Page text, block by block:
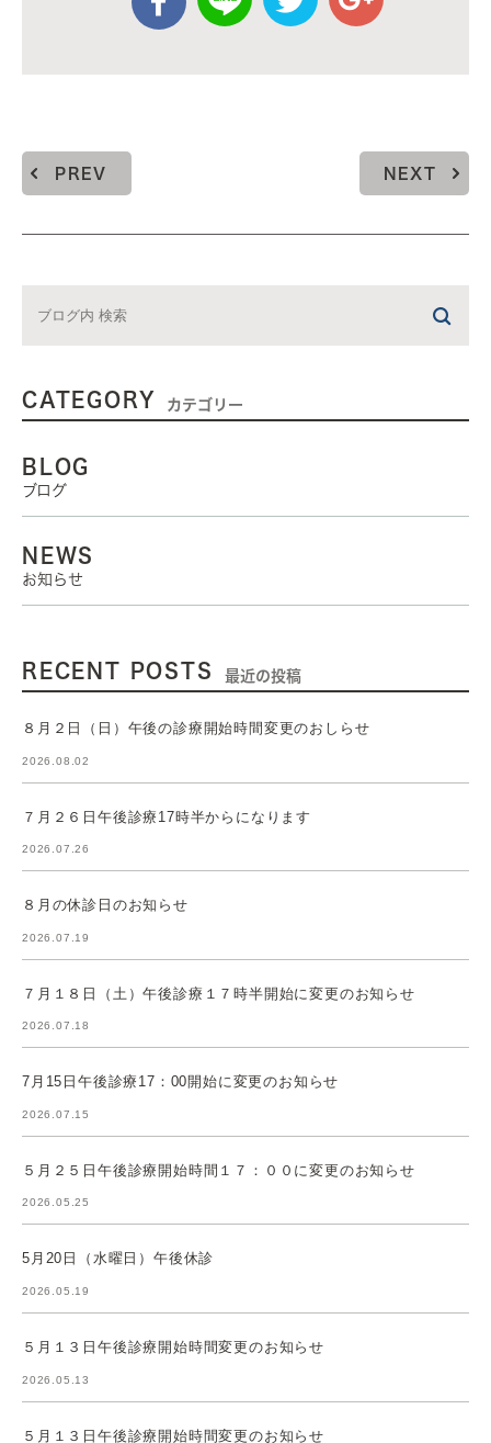
PREV NEXT
CATEGORY カテゴリー
BLOG
ブログ
NEWS
お知らせ
RECENT POSTS 最近の投稿
８月２日（日）午後の診療開始時間変更のおしらせ
2026.08.02
７月２６日午後診療17時半からになります
2026.07.26
８月の休診日のお知らせ
2026.07.19
７月１８日（土）午後診療１７時半開始に変更のお知らせ
2026.07.18
7月15日午後診療17：00開始に変更のお知らせ
2026.07.15
５月２５日午後診療開始時間１７：００に変更のお知らせ
2026.05.25
5月20日（水曜日）午後休診
2026.05.19
５月１３日午後診療開始時間変更のお知らせ
2026.05.13
５月１３日午後診療開始時間変更のお知らせ